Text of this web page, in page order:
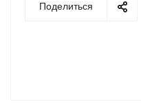
Поделиться